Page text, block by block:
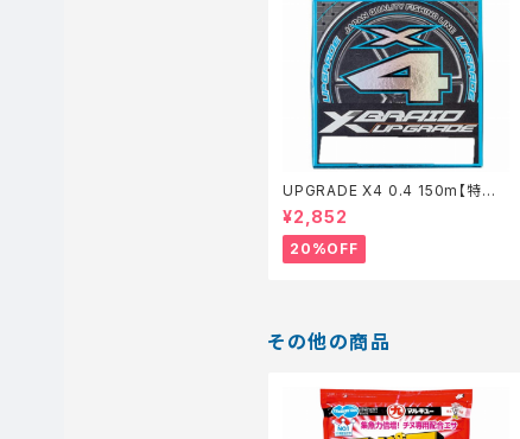
UPGRADE X4 0.4 150m【特価
仕掛】【20】
¥2,852
20%OFF
その他の商品